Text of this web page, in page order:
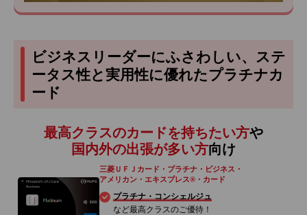
ビジネスリーダーにふさわしい、ステ
ータス性と実用性に優れたプラチナカ
ード
最高クラスのカードを持ちたい方や
国内外の出張が多い方向け
三菱ＵＦＪカード・プラチナ・ビジネス・
アメリカン・エキスプレス®・カード
プラチナ・コンシェルジュ
など最高クラスのご優待！